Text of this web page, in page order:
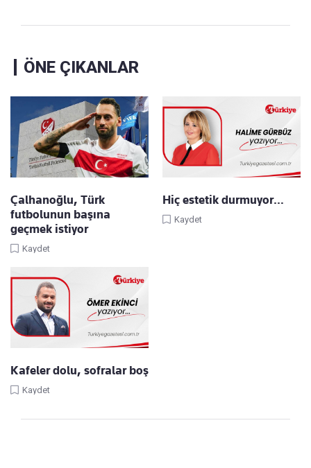
ÖNE ÇIKANLAR
Çalhanoğlu, Türk
futbolunun başına
geçmek istiyor
Kaydet
Hiç estetik durmuyor…
Kaydet
Kafeler dolu, sofralar boş
Kaydet